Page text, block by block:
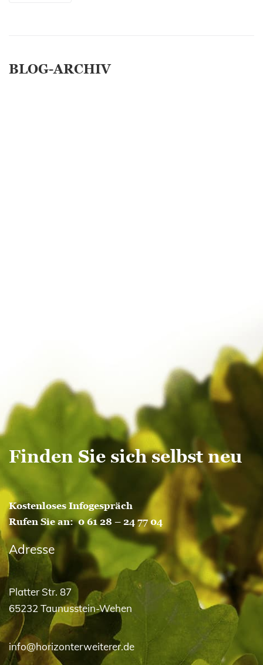
BLOG-ARCHIV
Mai 2016
Oktober 2015
Finden Sie sich selbst neu
Kostenloses Infogespräch
Rufen Sie an:0 61 28 – 24 77 04
Adresse
Platter Str. 87
65232 Taunusstein-Wehen
info@horizonterweiterer.de